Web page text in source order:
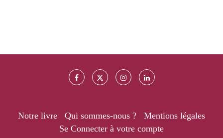
Notre livre Qui sommes-nous ?
Mentions légales
Se Connecter à votre compte